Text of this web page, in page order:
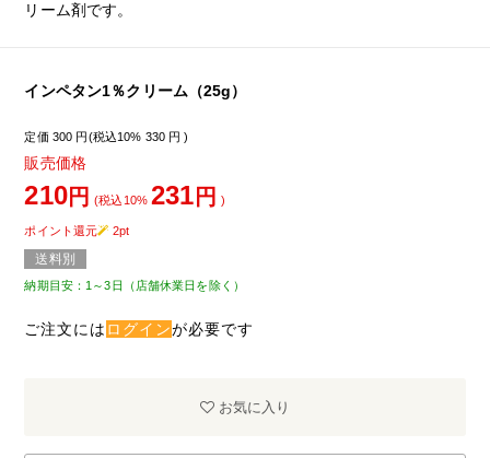
リーム剤です。
インペタン1％クリーム（25g）
定価 300 円(税込10% 330 円 )
販売価格
210円 (税込10%231 円 )
ポイント還元 2pt
送料別
納期目安：1～3日（店舗休業日を除く）
ご注文には ログインが必要です
お気に入り